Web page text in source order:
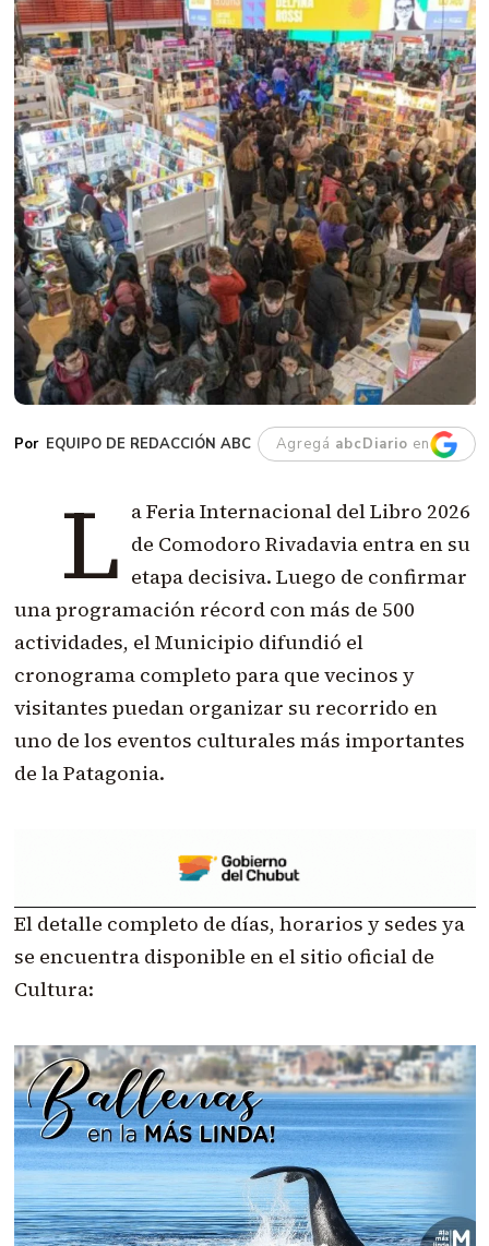
EQUIPO DE REDACCIÓN ABC Agregá abcDiario en
L a Feria Internacional del Libro 2026
de Comodoro Rivadavia entra en su
etapa decisiva. Luego de confirmar
una programación récord con más de 500
actividades, el Municipio difundió el
cronograma completo para que vecinos y
visitantes puedan organizar su recorrido en
uno de los eventos culturales más importantes
de la Patagonia.
El detalle completo de días, horarios y sedes ya
se encuentra disponible en el sitio oficial de
Cultura: